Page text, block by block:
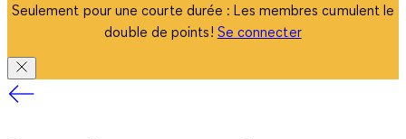
Seulement pour une courte durée : Les membres cumulent le
double de points! Se connecter